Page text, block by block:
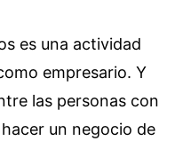
es una actividad
empresario. Y
las personas con
un negocio de